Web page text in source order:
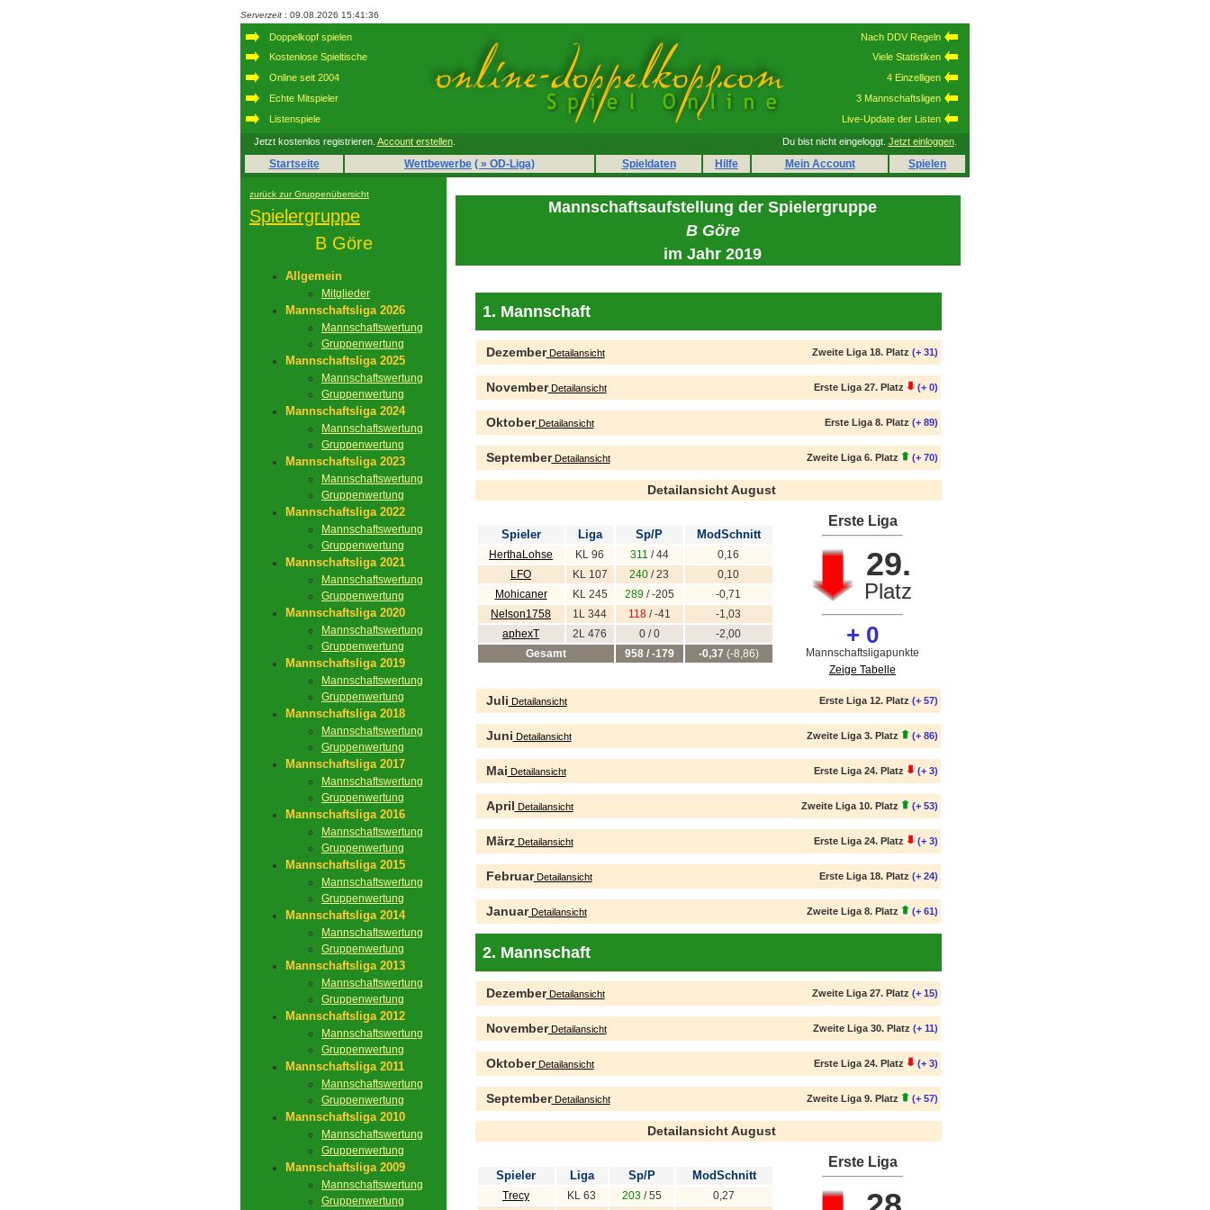
Serverzeit : 09.08.2026 15:41:36
Doppelkopf spielen
Kostenlose Spieltische
Online seit 2004
Echte Mitspieler
Listenspiele
Nach DDV Regeln
Viele Statistiken
4 Einzelligen
3 Mannschaftsligen
Live-Update der Listen
Jetzt kostenlos registrieren. Account erstellen. Du bist nicht eingeloggt. Jetzt einloggen.
Startseite Wettbewerbe ( » OD-Liga) Spieldaten Hilfe Mein Account Spielen
zurück zur Gruppenübersicht
Spielergruppe
B Göre
Allgemein
Mitglieder
Mannschaftsliga 2026
Mannschaftswertung
Gruppenwertung
Mannschaftsliga 2025
Mannschaftswertung
Gruppenwertung
Mannschaftsliga 2024
Mannschaftswertung
Gruppenwertung
Mannschaftsliga 2023
Mannschaftswertung
Gruppenwertung
Mannschaftsliga 2022
Mannschaftswertung
Gruppenwertung
Mannschaftsliga 2021
Mannschaftswertung
Gruppenwertung
Mannschaftsliga 2020
Mannschaftswertung
Gruppenwertung
Mannschaftsliga 2019
Mannschaftswertung
Gruppenwertung
Mannschaftsliga 2018
Mannschaftswertung
Gruppenwertung
Mannschaftsliga 2017
Mannschaftswertung
Gruppenwertung
Mannschaftsliga 2016
Mannschaftswertung
Gruppenwertung
Mannschaftsliga 2015
Mannschaftswertung
Gruppenwertung
Mannschaftsliga 2014
Mannschaftswertung
Gruppenwertung
Mannschaftsliga 2013
Mannschaftswertung
Gruppenwertung
Mannschaftsliga 2012
Mannschaftswertung
Gruppenwertung
Mannschaftsliga 2011
Mannschaftswertung
Gruppenwertung
Mannschaftsliga 2010
Mannschaftswertung
Gruppenwertung
Mannschaftsliga 2009
Mannschaftswertung
Gruppenwertung
Mannschaftsaufstellung der Spielergruppe
B Göre
im Jahr 2019
1. Mannschaft
DezemberDetailansicht Zweite Liga 18. Platz (+ 31)
NovemberDetailansicht Erste Liga 27. Platz (+ 0)
OktoberDetailansicht Erste Liga 8. Platz (+ 89)
SeptemberDetailansicht Zweite Liga 6. Platz (+ 70)
Detailansicht August
Spieler Liga Sp/P ModSchnitt
HerthaLohse KL 96 311 / 44
0,16
LFO
KL 107 240 / 23
0,10
Mohicaner
KL 245 289/ -205
-0,71
Nelson1758
1L 344 118/ -41
-1,03
aphexT
2L 476 0 / 0
-2,00
Gesamt
958 / -179 -0,37 (-8,86)
Erste Liga
29.
Platz
+ 0
Mannschaftsligapunkte
Zeige Tabelle
Juli Detailansicht Erste Liga 12. Platz (+ 57)
Juni Detailansicht Zweite Liga 3. Platz (+ 86)
Mai Detailansicht Erste Liga 24. Platz (+ 3)
April Detailansicht Zweite Liga 10. Platz (+ 53)
MärzDetailansicht Erste Liga 24. Platz (+ 3)
FebruarDetailansicht Erste Liga 18. Platz (+ 24)
JanuarDetailansicht Zweite Liga 8. Platz (+ 61)
2. Mannschaft
DezemberDetailansicht Zweite Liga 27. Platz (+ 15)
NovemberDetailansicht Zweite Liga 30. Platz (+ 11)
OktoberDetailansicht Erste Liga 24. Platz (+ 3)
SeptemberDetailansicht Zweite Liga 9. Platz (+ 57)
Detailansicht August
Spieler Liga Sp/P ModSchnitt
Trecy KL 63 203/ 55
0,27
Erste Liga